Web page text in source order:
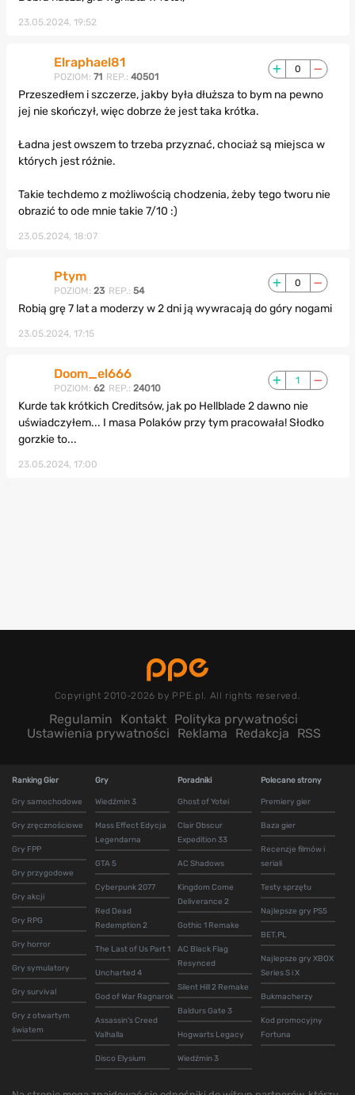
23.05.2024, 19:52
Elraphael81
POZIOM: 71 REP.: 40501
0
Przeszedłem i szczerze, jakby była dłuższa to bym na pewno
jej nie skończył, więc dobrze że jest taka krótka.
Ładna jest owszem to trzeba przyznać, chociaż są miejsca w
których jest różnie.
Takie techdemo z możliwością chodzenia, żeby tego tworu nie
obrazić to ode mnie takie 7/10 :)
23.05.2024, 18:07
Ptym
POZIOM: 23 REP.: 54
0
Robią grę 7 lat a moderzy w 2 dni ją wywracają do góry nogami
23.05.2024, 17:15
Doom_el666
POZIOM: 62 REP.: 24010
1
Kurde tak krótkich Creditsów, jak po Hellblade 2 dawno nie
uświadczyłem... I masa Polaków przy tym pracowała! Słodko
gorzkie to...
23.05.2024, 17:00
Copyright 2010-2026 by PPE.pl. All rights reserved.
Regulamin Kontakt Polityka prywatności
Ustawienia prywatności
Reklama Redakcja RSS
Ranking Gier
Gry samochodowe
Gry zręcznościowe
Gry FPP
Gry przygodowe
Gry akcji
Gry RPG
Gry horror
Gry symulatory
Gry survival
Gry z otwartym
światem
Gry
Wiedźmin 3
Mass Effect Edycja
Legendarna
GTA 5
Cyberpunk 2077
Red Dead
Redemption 2
The Last of Us Part 1
Uncharted 4
God of War Ragnarok
Assassin's Creed
Valhalla
Disco Elysium
Poradniki
Ghost of Yotei
Clair Obscur
Expedition 33
AC Shadows
Kingdom Come
Deliverance 2
Gothic 1 Remake
AC Black Flag
Resynced
Silent Hill 2 Remake
Baldurs Gate 3
Hogwarts Legacy
Wiedźmin 3
Polecane strony
Premiery gier
Baza gier
Recenzje filmów i
seriali
Testy sprzętu
Najlepsze gry PS5
BET.PL
Najlepsze gry XBOX
Series S i X
Bukmacherzy
Kod promocyjny
Fortuna